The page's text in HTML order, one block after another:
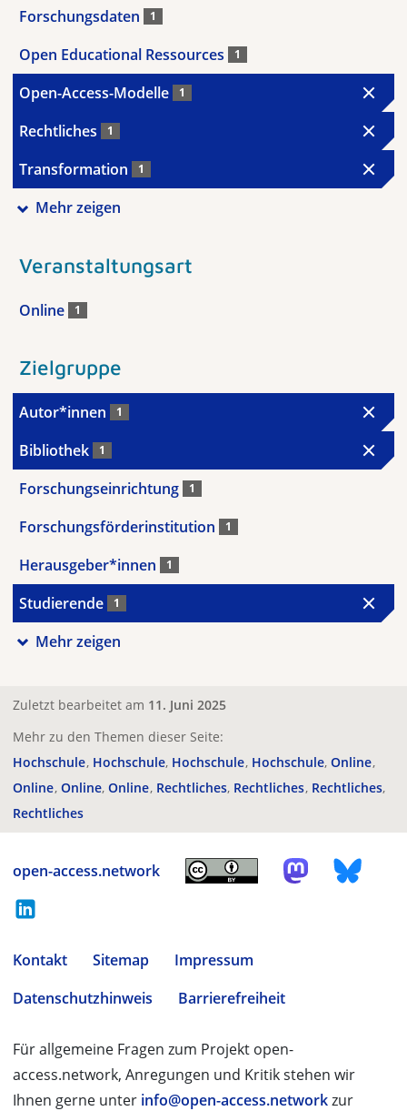
Forschungsdaten 1
Open Educational Ressources 1
Open-Access-Modelle 1
Rechtliches 1
Transformation 1
Mehr zeigen
Veranstaltungsart
Online 1
Zielgruppe
Autor*innen 1
Bibliothek 1
Forschungseinrichtung 1
Forschungsförderinstitution 1
Herausgeber*innen 1
Studierende 1
Mehr zeigen
Zuletzt bearbeitet am 11. Juni 2025
Mehr zu den Themen dieser Seite:
Hochschule Hochschule Hochschule Hochschule Online
Online Online Online Rechtliches Rechtliches Rechtliches
Rechtliches
open-access.network
Kontakt Sitemap
Impressum
Datenschutzhinweis
Barrierefreiheit
Für allgemeine Fragen zum Projekt open-
access.network, Anregungen und Kritik stehen wir
Ihnen gerne unter info@open-access.networkzur